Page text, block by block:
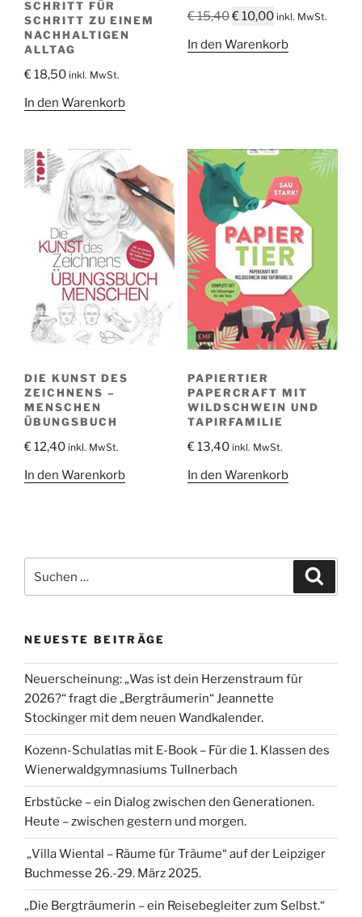
SCHRITT FÜR
SCHRITT ZU EINEM
NACHHALTIGEN
ALLTAG
€18,50 inkl. MwSt.
In den Warenkorb
€15,40Ursprünglicher
war:
€10,00Aktueller
ist:
inkl. MwSt.
In den Warenkorb
DIE KUNST DES
ZEICHNENS –
MENSCHEN
ÜBUNGSBUCH
€12,40 inkl. MwSt.
In den Warenkorb
PAPIERTIER
PAPERCRAFT MIT
WILDSCHWEIN UND
TAPIRFAMILIE
€13,40 inkl. MwSt.
In den Warenkorb
nach:
NEUESTE BEITRÄGE
Neuerscheinung: „Was ist dein Herzenstraum für
2026?“ fragt die „Bergträumerin“ Jeannette
Stockinger mit dem neuen Wandkalender.
Kozenn-Schulatlas mit E-Book – Für die 1. Klassen des
Wienerwaldgymnasiums Tullnerbach
Erbstücke – ein Dialog zwischen den Generationen.
Heute – zwischen gestern und morgen.
„Villa Wiental – Räume für Träume“ auf der Leipziger
Buchmesse 26.-29. März 2025.
„Die Bergträumerin – ein Reisebegleiter zum Selbst.“